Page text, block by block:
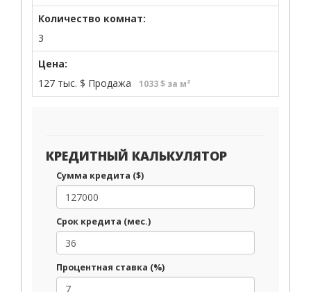
Количество комнат:
3
Цена:
127 тыс. $ Продажа 1033 $ за м²
КРЕДИТНЫЙ КАЛЬКУЛЯТОР
Сумма кредита ($)
Срок кредита (мес.)
Процентная ставка (%)